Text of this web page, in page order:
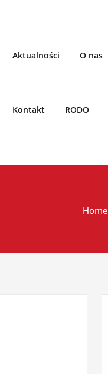
Aktualności O nas
Kontakt RODO
Home